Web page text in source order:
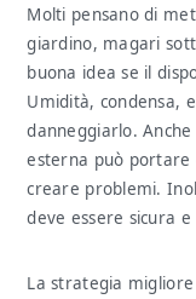
Molti pensano di
giardino, magari
buona idea se il
Umidità, condensa,
danneggiarlo.
esterna può portare
creare problemi.
deve essere sicura
La strategia